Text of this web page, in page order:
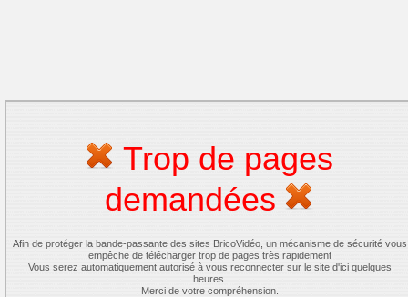
Trop de pages
demandées
Afin de protéger la bande-passante des sites BricoVidéo, un mécanisme de sécurité vous
empêche de télécharger trop de pages très rapidement
Vous serez automatiquement autorisé à vous reconnecter sur le site d'ici quelques
heures.
Merci de votre compréhension.